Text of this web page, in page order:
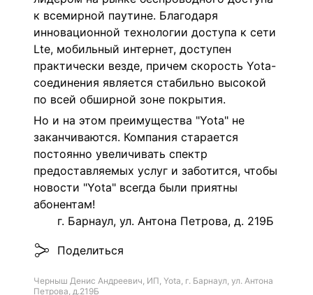
к всемирной паутине. Благодаря
инновационной технологии доступа к сети
Lte, мобильный интернет, доступен
практически везде, причем скорость Yota-
соединения является стабильно высокой
по всей обширной зоне покрытия.
Но и на этом преимущества "Yota" не
заканчиваются. Компания старается
постоянно увеличивать спектр
предоставляемых услуг и заботится, чтобы
новости "Yota" всегда были приятны
абонентам!
г. Барнаул, ул. Антона Петрова, д. 219Б
Поделиться
Черныш Денис Андреевич, ИП, Yota, г. Барнаул, ул. Антона
Петрова, д.219Б